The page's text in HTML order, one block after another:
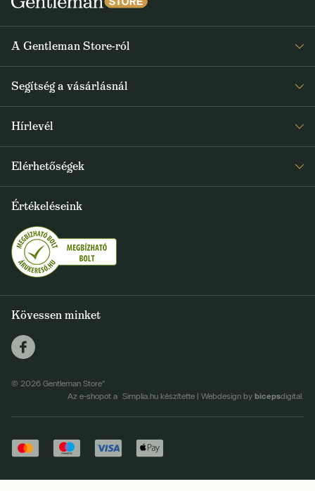
A Gentleman Store-ról
Rólunk
Journal
Segítség a vásárlásnál
Általános Szerződési Feltételek
Hírlevél
a speciális kínálatokról
Egyetértek a hírlevél elküldésével
Elérhetőségek
Értékeléseink
Kövessen minket
© 2026 Gentleman Store"
Az e-shopot a Simplia.hu készítette | Webdesign by bicepsdigital.